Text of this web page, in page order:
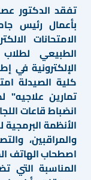
تفقد الدكتور
بأعمال رئيس
الامتحانات
الطبيعي لطلاب
الإلكترونية في
كلية الصيدلة
تمارين
انضباط قاعات
الأنظمة البرمجية
والمراقبين،
اصطحاب الهاتف
المناسبة التي